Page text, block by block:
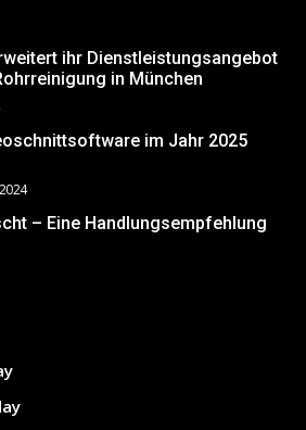
ihr Dienstleistungsangebot
in München
im Jahr 2025
– Eine Handlungsempfehlung